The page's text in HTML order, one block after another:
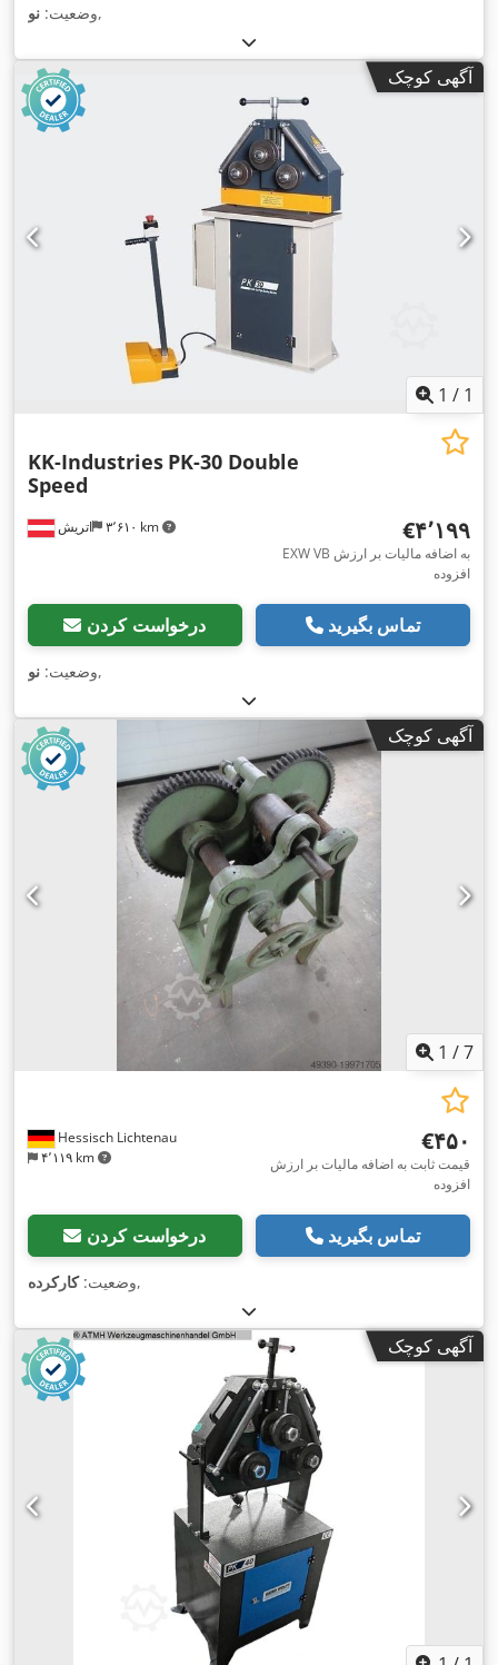
وضعیت: نو ,
آگهی کوچک
1 / 1
اتریش ۳٬۶۱۰ km
KK-Industries PK-30 Double
Speed
‎€۴٬۱۹۹
EXW VB به اضافه مالیات بر ارزش
افزوده
درخواست کردن تماس بگیرید
وضعیت: نو ,
آگهی کوچک
1 /7
Hessisch Lichtenau
۴٬۱۱۹ km
‎€۴۵۰
قیمت ثابت به اضافه مالیات بر ارزش
افزوده
درخواست کردن تماس بگیرید
وضعیت:کارکرده ,
آگهی کوچک